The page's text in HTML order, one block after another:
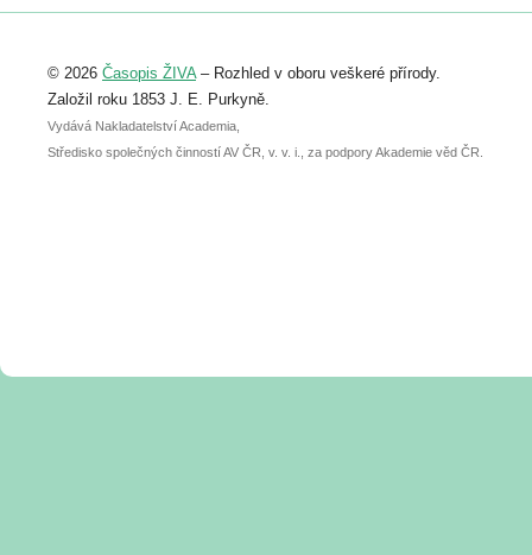
Registrovat se můžete do 6. září.
abstraktu přihlášené přednášky nebo
posteru je už 30. června.
© 2026 Časopis ŽIVA– Rozhled v oboru veškeré přírody.
Založil roku 1853 J. E. Purkyně.
Vydává Nakladatelství Academia,
Středisko společných činností AV ČR, v. v. i., za podpory Akademie věd ČR.